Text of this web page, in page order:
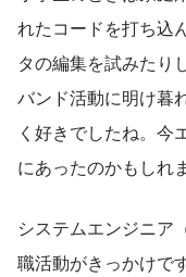
れたコードを打ち込
タの編集を試みたり
バンド活動に明け暮
く好きでしたね。今
にあったのかもしれ
システムエンジニア
職活動がきっかけで